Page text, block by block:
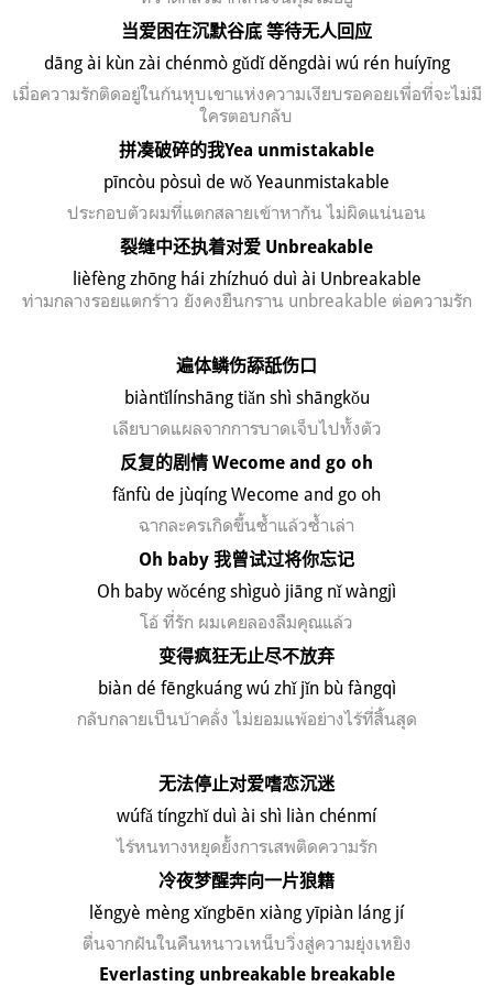
当爱困在沉默谷底 等待无人回应
dāng ài kùn zài chénmò gǔdǐ děngdài wú rén huíyīng
เมื่อความรักติดอยู่ในก้นหุบเขาแห่งความเงียบรอคอยเพื่อที่จะไม่มี
ใครตอบกลับ
拼凑破碎的我Yea unmistakable
pīncòu pòsuì de wǒ Yeaunmistakable
ประกอบตัวผมที่แตกสลายเข้าหากัน ไม่ผิดแน่นอน
裂缝中还执着对爱 Unbreakable
lièfèng zhōng hái zhízhuó duì ài Unbreakable
ท่ามกลางรอยแตกร้าว ยังคงยืนกราน unbreakable ต่อความรัก
遍体鳞伤舔舐伤口
biàntǐlínshāng tiǎn shì shāngkǒu
เลียบาดแผลจากการบาดเจ็บไปทั้งตัว
反复的剧情 Wecome and go oh
fǎnfù de jùqíng Wecome and go oh
ฉากละครเกิดขึ้นซ้ำแล้วซ้ำเล่า
Oh baby 我曾试过将你忘记
Oh baby wǒcéng shìguò jiāng nǐ wàngjì
โอ้ ที่รัก ผมเคยลองลืมคุณแล้ว
变得疯狂无止尽不放弃
biàn dé fēngkuáng wú zhǐ jǐn bù fàngqì
กลับกลายเป็นบ้าคลั่ง ไม่ยอมแพ้อย่างไร้ที่สิ้นสุด
无法停止对爱嗜恋沉迷
wúfǎ tíngzhǐduì ài shì liàn chénmí
ไร้หนทางหยุดยั้งการเสพติดความรัก
冷夜梦醒奔向一片狼籍
lěngyè mèng xǐngbēn xiàng yīpiàn láng jí
ตื่นจากฝันในคืนหนาวเหน็บวิ่งสู่ความยุ่งเหยิง
Everlasting unbreakable breakable